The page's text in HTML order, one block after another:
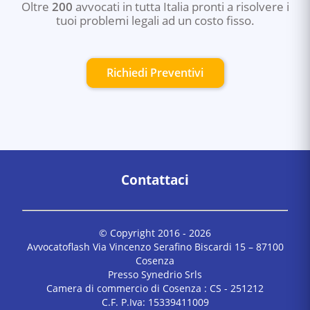
Oltre 200 avvocati in tutta Italia pronti a risolvere i
tuoi problemi legali ad un costo fisso.
Richiedi Preventivi
Contattaci
© Copyright 2016 - 2026
Avvocatoflash Via Vincenzo Serafino Biscardi 15 – 87100
Cosenza
Presso Synedrio Srls
Camera di commercio di Cosenza : CS - 251212
C.F. P.Iva: 15339411009